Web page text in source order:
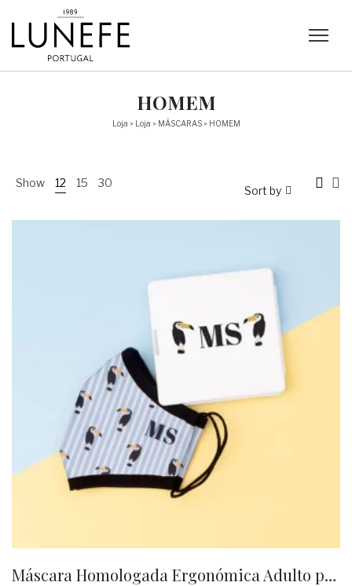
HOMEM
Loja > Loja > MÁSCARAS > HOMEM
Show 12 15 30
Sort by
Máscara Homologada Ergonómica Adulto personalizada